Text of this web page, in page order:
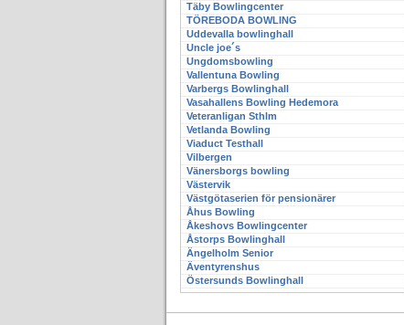
Täby Bowlingcenter
TÖREBODA BOWLING
Uddevalla bowlinghall
Uncle joe´s
Ungdomsbowling
Vallentuna Bowling
Varbergs Bowlinghall
Vasahallens Bowling Hedemora
Veteranligan Sthlm
Vetlanda Bowling
Viaduct Testhall
Vilbergen
Vänersborgs bowling
Västervik
Västgötaserien för pensionärer
Åhus Bowling
Åkeshovs Bowlingcenter
Åstorps Bowlinghall
Ängelholm Senior
Äventyrenshus
Östersunds Bowlinghall